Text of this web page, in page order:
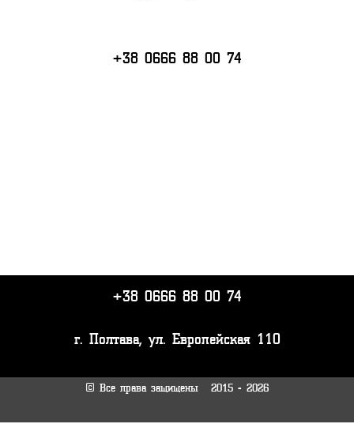
+38 0666 88 00 74
+38 0666 88 00 74
г. Полтава, ул. Европейская 110
© Все права защищены 2015 - 2026